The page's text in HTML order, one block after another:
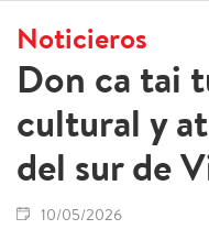
Noticieros
Don ca tai
cultural y
del sur de
10/05/2026